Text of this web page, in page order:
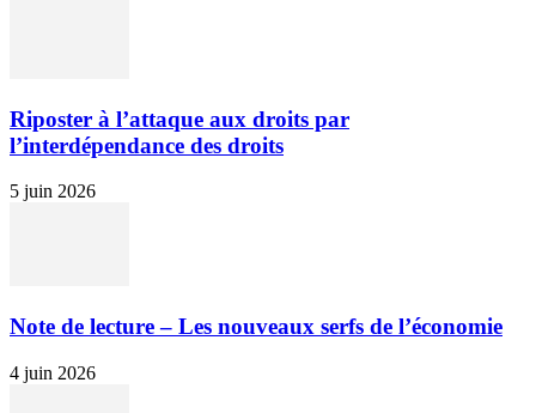
Riposter à l’attaque aux droits par
l’interdépendance des droits
5 juin 2026
Note de lecture – Les nouveaux serfs de l’économie
4 juin 2026